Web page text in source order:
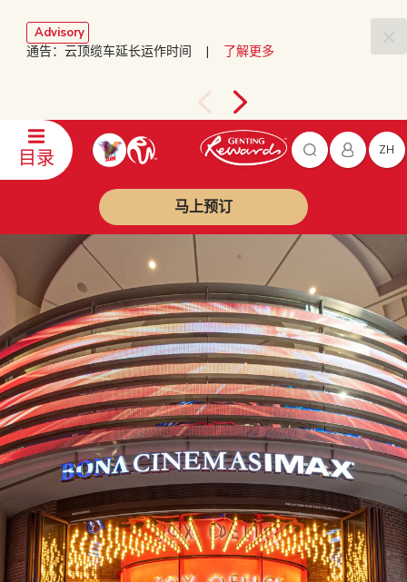
Advisory
通告：云顶缆车延长运作时间 | 了解更多
目录 ZH
马上预订